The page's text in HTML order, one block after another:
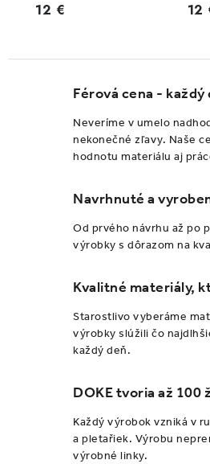
Férová cena - každý
Neveríme v umelo
nekonečné zľavy. Naše
hodnotu materiálu aj
Navrhnuté a
Od prvého návrhu až po
výrobky s dôrazom na
Kvalitné materiály,
Starostlivo vyberáme
výrobky slúžili čo
každý deň.
DOKE tvoria až 100
Každý výrobok vzniká v
a pletařiek. Výrobu
výrobné linky.
12 € 12